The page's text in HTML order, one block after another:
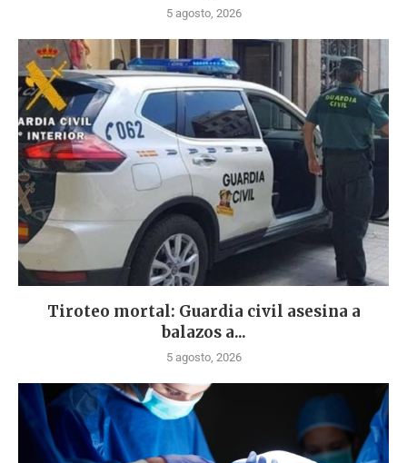
5 agosto, 2026
Tiroteo mortal: Guardia civil asesina a
balazos a...
5 agosto, 2026